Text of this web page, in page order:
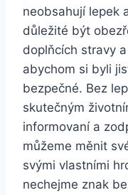
neobsahují lepek
důležité být
doplňcích stravy
abychom si byli
bezpečné. Bez
skutečným
informovaní a
můžeme měnit
svými vlastními
nechejme znak